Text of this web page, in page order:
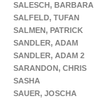
SALESCH, BARBARA
SALFELD, TUFAN
SALMEN, PATRICK
SANDLER, ADAM
SANDLER, ADAM 2
SARANDON, CHRIS
SASHA
SAUER, JOSCHA